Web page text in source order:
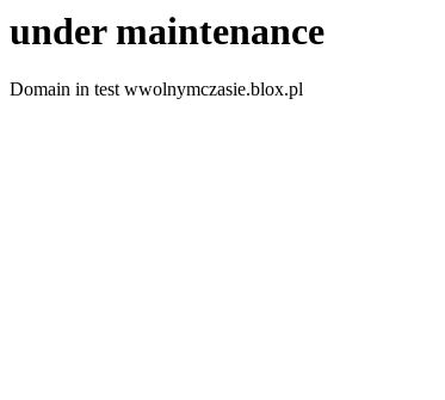
under maintenance
Domain in test wwolnymczasie.blox.pl